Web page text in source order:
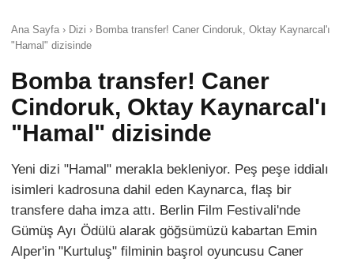
Ana Sayfa › Dizi › Bomba transfer! Caner Cindoruk, Oktay Kaynarcal'ı
"Hamal" dizisinde
Bomba transfer! Caner
Cindoruk, Oktay Kaynarcal'ı
"Hamal" dizisinde
Yeni dizi "Hamal" merakla bekleniyor. Peş peşe iddialı
isimleri kadrosuna dahil eden Kaynarca, flaş bir
transfere daha imza attı. Berlin Film Festivali'nde
Gümüş Ayı Ödülü alarak göğsümüzü kabartan Emin
Alper'in "Kurtuluş" filminin başrol oyuncusu Caner